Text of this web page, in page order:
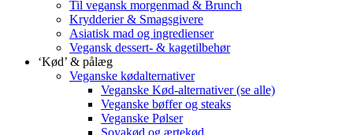
Til vegansk morgenmad & Brunch
Krydderier & Smagsgivere
Asiatisk mad og ingredienser
Vegansk dessert- & kagetilbehør
‘Kød’ & pålæg
Veganske kødalternativer
Veganske Kød-alternativer (se alle)
Veganske bøffer og steaks
Veganske Pølser